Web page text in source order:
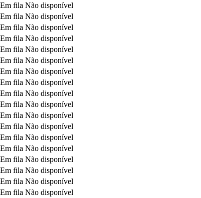
Em fila Não disponível
Em fila Não disponível
Em fila Não disponível
Em fila Não disponível
Em fila Não disponível
Em fila Não disponível
Em fila Não disponível
Em fila Não disponível
Em fila Não disponível
Em fila Não disponível
Em fila Não disponível
Em fila Não disponível
Em fila Não disponível
Em fila Não disponível
Em fila Não disponível
Em fila Não disponível
Em fila Não disponível
Em fila Não disponível